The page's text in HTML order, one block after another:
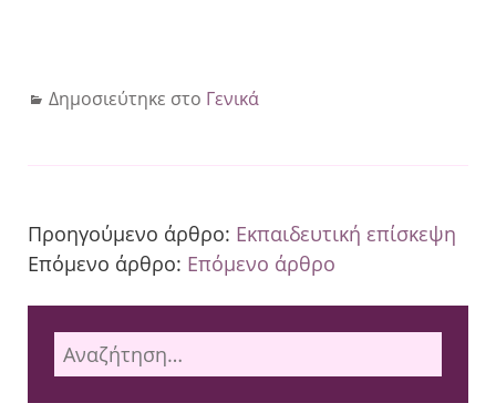
Δημοσιεύτηκε στο Γενικά
Προηγούμενο άρθρο: Εκπαιδευτική επίσκεψη
Επόμενο άρθρο: Επόμενο άρθρο